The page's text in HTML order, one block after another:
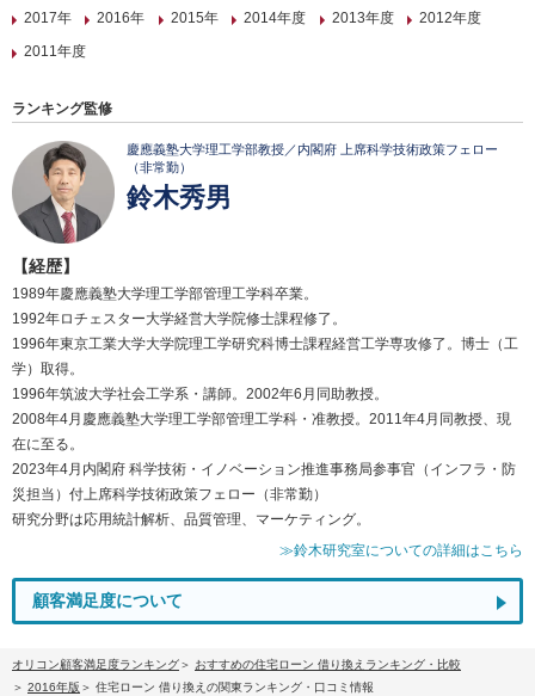
2017年
2016年 2015年 2014年度 2013年度
2012年度
2011年度
ランキング監修
慶應義塾大学理工学部教授／内閣府 上席科学技術政策フェロー
（非常勤）
鈴木秀男
【経歴】
1989年慶應義塾大学理工学部管理工学科卒業。
1992年ロチェスター大学経営大学院修士課程修了。
1996年東京工業大学大学院理工学研究科博士課程経営工学専攻修了。博士（工
学）取得。
1996年筑波大学社会工学系・講師。2002年6月同助教授。
2008年4月慶應義塾大学理工学部管理工学科・准教授。2011年4月同教授、現
在に至る。
2023年4月内閣府 科学技術・イノベーション推進事務局参事官（インフラ・防
災担当）付上席科学技術政策フェロー（非常勤）
研究分野は応用統計解析、品質管理、マーケティング。
≫鈴木研究室についての詳細はこちら
顧客満足度について
オリコン顧客満足度ランキング
おすすめの住宅ローン 借り換えランキング・比較
2016年版
住宅ローン 借り換えの関東ランキング・口コミ情報